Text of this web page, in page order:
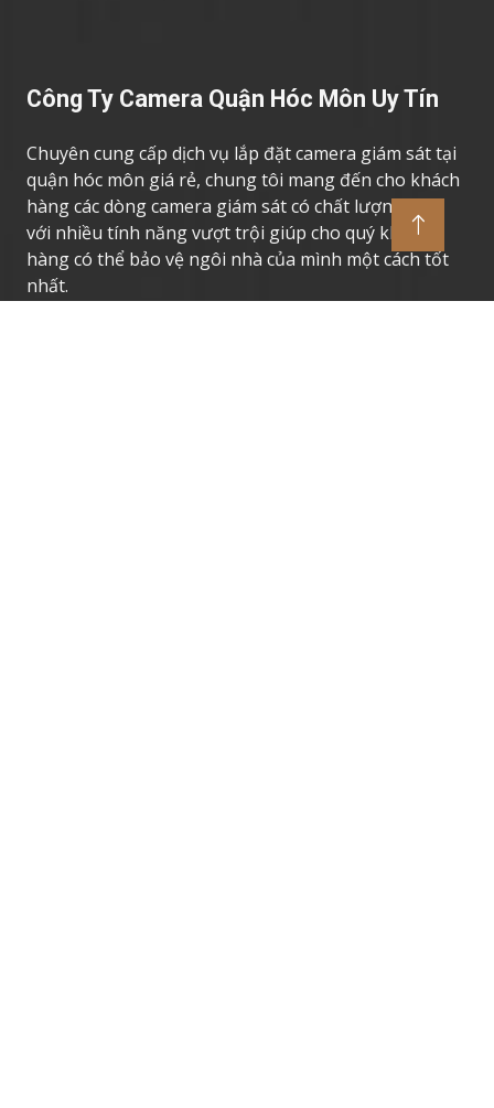
Công Ty Camera Quận Hóc Môn Uy Tín
Chuyên cung cấp dịch vụ lắp đặt camera giám sát tại
quận hóc môn giá rẻ, chung tôi mang đến cho khách
hàng các dòng camera giám sát có chất lượng cao,
với nhiều tính năng vượt trội giúp cho quý khách
hàng có thể bảo vệ ngôi nhà của mình một cách tốt
nhất.